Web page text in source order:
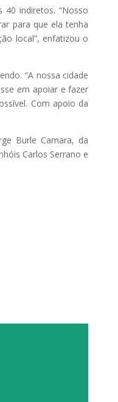
indiretos. “Nosso
para que ela tenha
local”, enfatizou o
“A nossa cidade
em apoiar e fazer
Com apoio da
Burle Camara, da
Carlos Serrano e